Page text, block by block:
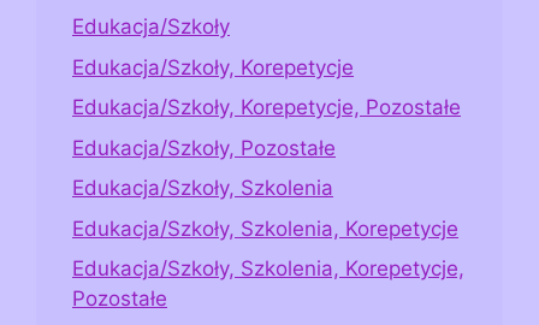
Edukacja/Szkoły
Edukacja/Szkoły, Korepetycje
Edukacja/Szkoły, Korepetycje, Pozostałe
Edukacja/Szkoły, Pozostałe
Edukacja/Szkoły, Szkolenia
Edukacja/Szkoły, Szkolenia, Korepetycje
Edukacja/Szkoły, Szkolenia, Korepetycje,
Pozostałe